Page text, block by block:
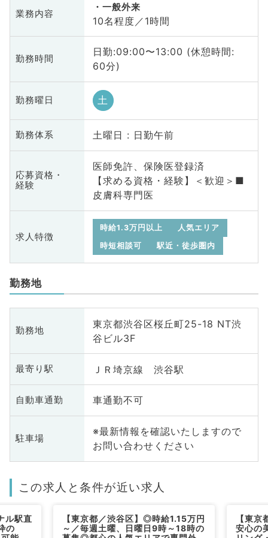
業務内容
一般外来
10名程度／1時間
勤務時間
日勤:09:00〜13:00 (休憩時間:
60分)
勤務曜日 土
勤務体系 土曜日 : 日勤午前
応募資格・
経験
医師免許、保険医登録済
【求める資格・経験】＜歓迎＞■
皮膚科専門医
求人特徴
時給1.3万円以上
人気エリア
時短相談可
駅近・徒歩圏内
勤務地
勤務地
東京都渋谷区桜丘町25-18 NT渋
谷ビル3F
最寄り駅 ＪＲ埼京線 渋谷駅
自動車通勤 車通勤不可
駐車場
※最新情報を確認いたしますので
お問い合わせください
この求人と条件が近い求人
ル駅直
の
【東京都／渋谷区】◎時給1.15万円
～／毎週土曜、日曜日9時～18時の
【東
安心の